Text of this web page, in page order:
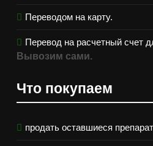
Переводом на карту.
Перевод на расчетный счет
Вывозим сами.
Что покупаем
продать оставшиеся